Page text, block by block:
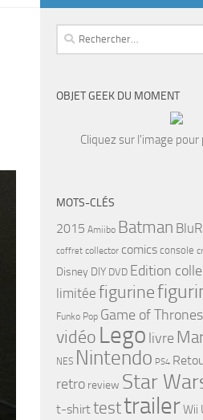
Rechercher :
OBJET GEEK DU MOMENT
Cliquez sur l'image
MOTS-CLÉS
2015 Amiibo Batman
coffret collector comics console
Disney DIY DVD Edition
limitée figurine
Funko Pop Game of Thrones
vidéo Lego livre
NES Nintendo PS4
retro review Star
t-shirttesttrailerWii